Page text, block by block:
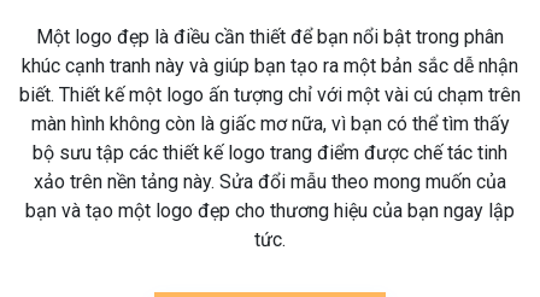
Một logo đẹp là điều cần thiết để bạn nổi bật trong phân
khúc cạnh tranh này và giúp bạn tạo ra một bản sắc dễ nhận
biết. Thiết kế một logo ấn tượng chỉ với một vài cú chạm trên
màn hình không còn là giấc mơ nữa, vì bạn có thể tìm thấy
bộ sưu tập các thiết kế logo trang điểm được chế tác tinh
xảo trên nền tảng này. Sửa đổi mẫu theo mong muốn của
bạn và tạo một logo đẹp cho thương hiệu của bạn ngay lập
tức.